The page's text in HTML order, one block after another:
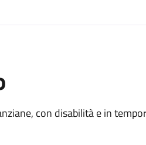
con disabilità e in